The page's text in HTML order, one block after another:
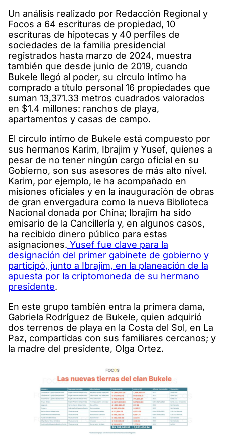
Un análisis realizado por Redacción Regional y
Focos a 64 escrituras de propiedad, 10
escrituras de hipotecas y 40 perfiles de
sociedades de la familia presidencial
registrados hasta marzo de 2024, muestra
también que desde junio de 2019, cuando
Bukele llegó al poder, su círculo íntimo ha
comprado a título personal 16 propiedades que
suman 13,371.33 metros cuadrados valorados
en $1.4 millones: ranchos de playa,
apartamentos y casas de campo.
El círculo íntimo de Bukele está compuesto por
sus hermanos Karim, Ibrajim y Yusef, quienes a
pesar de no tener ningún cargo oficial en su
Gobierno, son sus asesores de más alto nivel.
Karim, por ejemplo, le ha acompañado en
misiones oficiales y en la inauguración de obras
de gran envergadura como la nueva Biblioteca
Nacional donada por China; Ibrajim ha sido
emisario de la Cancillería y, en algunos casos,
ha recibido dinero público para estas
asignaciones. Yusef fue clave para la
designación del primer gabinete de gobierno y
participó, junto a Ibrajim, en la planeación de la
apuesta por la criptomoneda de su hermano
presidente.
En este grupo también entra la primera dama,
Gabriela Rodríguez de Bukele, quien adquirió
dos terrenos de playa en la Costa del Sol, en La
Paz, compartidas con sus familiares cercanos; y
la madre del presidente, Olga Ortez.